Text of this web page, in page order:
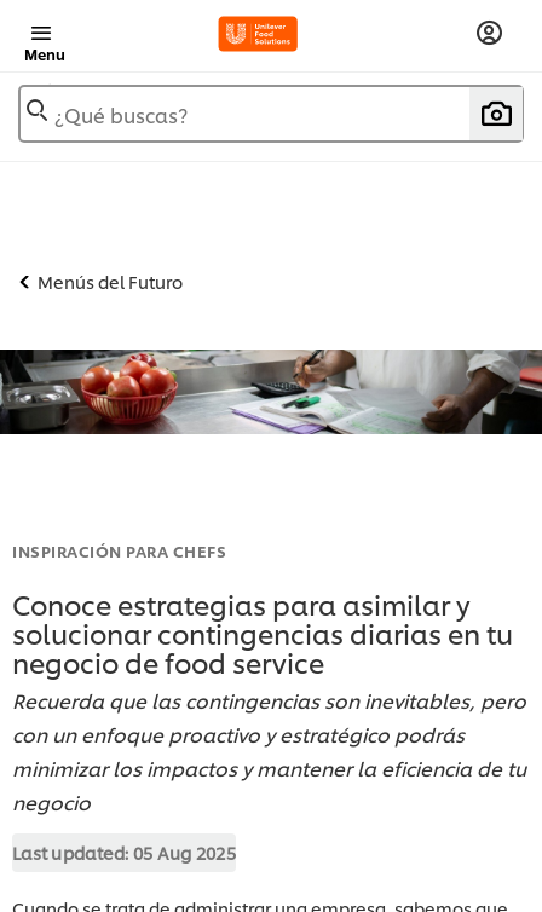
Menu
¿Qué buscas?
Menús del Futuro
INSPIRACIÓN PARA CHEFS
Conoce estrategias para asimilar y
solucionar contingencias diarias en tu
negocio de food service
Recuerda que las contingencias son inevitables, pero
con un enfoque proactivo y estratégico podrás
minimizar los impactos y mantener la eficiencia de tu
negocio
Last updated: 05 Aug 2025